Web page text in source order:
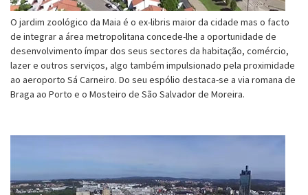
O jardim zoológico da Maia é o ex-libris maior da cidade mas o facto
de integrar a área metropolitana concede-lhe a oportunidade de
desenvolvimento ímpar dos seus sectores da habitação, comércio,
lazer e outros serviços, algo também impulsionado pela proximidade
ao aeroporto Sá Carneiro. Do seu espólio destaca-se a via romana de
Braga ao Porto e o Mosteiro de São Salvador de Moreira.